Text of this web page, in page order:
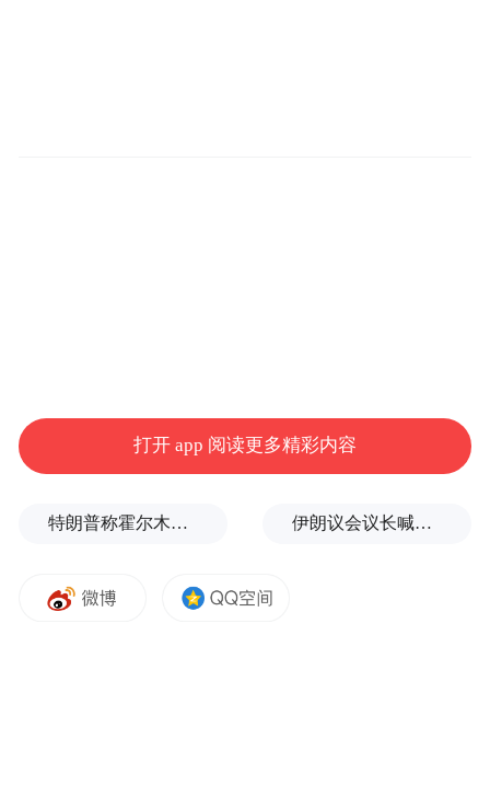
已经代理5位分别来自中国、美国、英国、加
拿大、沙特的投资者，其中沙特投资者损失
接近400万美元。
郭谨一称重组迈出重要一步
打开 app 阅读更多精彩内容
特朗普称霍尔木兹海峡协议尚未达成，正参与相关谈判 伊朗议会议长喊话：别再作秀了！